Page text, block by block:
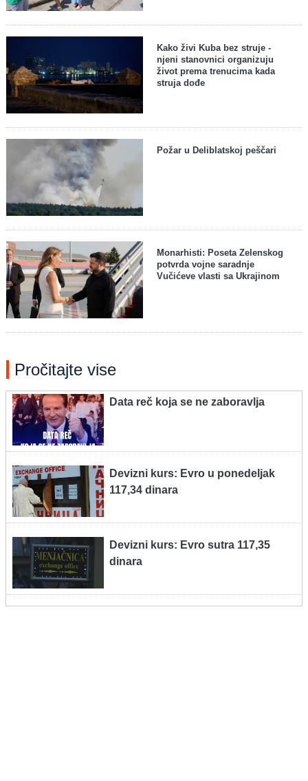
Kako živi Kuba bez struje -
njeni stanovnici organizuju
život prema trenucima kada
struja dođe
Požar u Deliblatskoj peščari
Monarhisti: Poseta Zelenskog
potvrda vojne saradnje
Vučićeve vlasti sa Ukrajinom
Pročitajte vise
Data reč koja se ne zaboravlja
Devizni kurs: Evro u ponedeljak
117,34 dinara
Devizni kurs: Evro sutra 117,35
dinara